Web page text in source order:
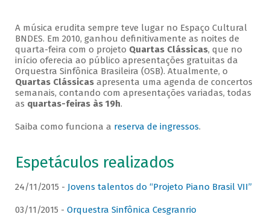
A música erudita sempre teve lugar no Espaço Cultural
BNDES. Em 2010, ganhou definitivamente as noites de
quarta-feira com o projeto Quartas Clássicas, que no
início oferecia ao público apresentações gratuitas da
Orquestra Sinfônica Brasileira (OSB). Atualmente, o
Quartas Clássicasapresenta uma agenda de concertos
semanais, contando com apresentações variadas, todas
as quartas-feiras às 19h.
Saiba como funciona a reserva de ingressos.
Espetáculos realizados
24/11/2015 - Jovens talentos do “Projeto Piano Brasil VII”
03/11/2015 - Orquestra Sinfônica Cesgranrio